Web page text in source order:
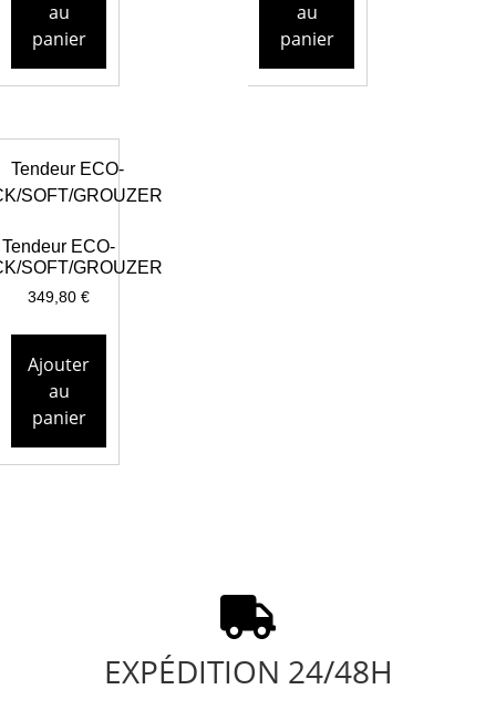
au
panier
au
panier
Tendeur ECO-
SOFT/GROUZER
349,80€
Ajouter
au
panier
EXPÉDITION 24/48H